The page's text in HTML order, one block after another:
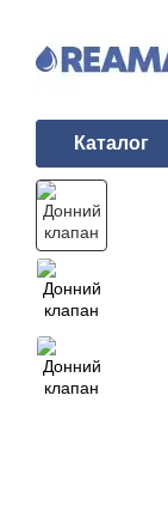
Каталог